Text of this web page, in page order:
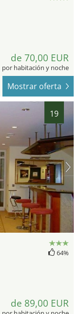
de 70,00 EUR
por habitación y noche
Mostrar oferta
19
64%
de 89,00 EUR